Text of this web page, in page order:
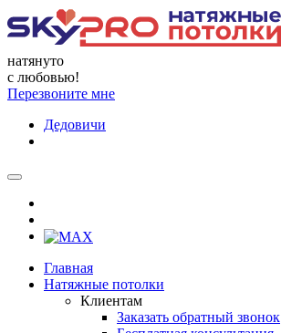
натянуто
с любовью!
Перезвоните мне
Дедовичи
Главная
Натяжные потолки
Клиентам
Заказать обратный звонок